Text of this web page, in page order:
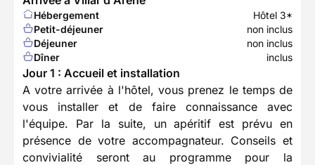
Hébergement
Hôtel 3*
Petit-déjeuner
non inclus
Déjeuner
non inclus
Dîner
inclus
Jour 1 : Accueil et installation
A votre arrivée à l'hôtel, vous prenez le temps de
vous installer et de faire connaissance avec
l'équipe. Par la suite, un apéritif est prévu en
présence de votre accompagnateur. Conseils et
convivialité seront au programme pour la